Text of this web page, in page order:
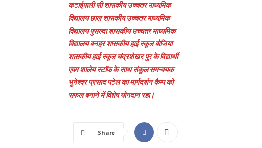
कटाईपाली सी शासकीय उच्चतर माध्यमिक
विद्यालय छाल शासकीय उच्चतर माध्यमिक
विद्यालय पुसल्दा शासकीय उच्चतर माध्यमिक
विद्यालय बनहर शासकीय हाई स्कूल बोजिया
शासकीय हाई स्कूल चंद्रशेखर पुर के विद्यार्थी
एवम शालेय स्टॉफ के साथ संकुल समन्वयक
भुनेश्वर प्रसाद पटेल का मार्गदर्शन कैम्प को
सफल बनाने में विशेष योगदान रहा।
Share